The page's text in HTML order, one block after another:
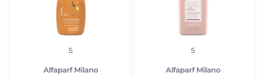
рейтинг
5
Alfaparf Milano
рейтинг
5
Alfaparf Milano